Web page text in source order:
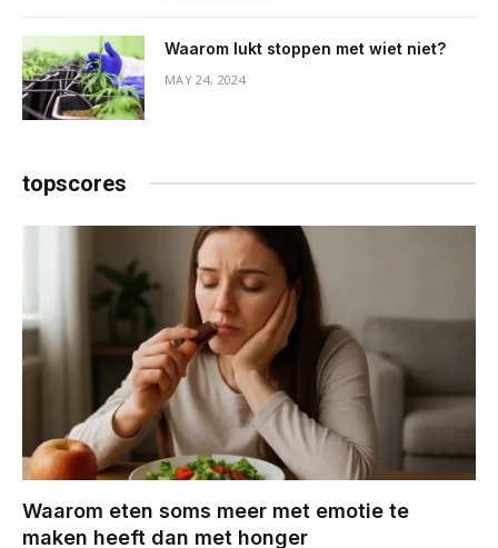
Waarom lukt stoppen met wiet niet?
MAY 24, 2024
topscores
Waarom eten soms meer met emotie te
maken heeft dan met honger